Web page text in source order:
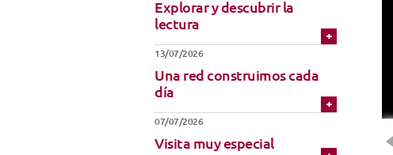
Uniforme
Técnicas de Iniciación
Música
Explorar y descubrir la
lectura
13/07/2026
Una red construimos cada
día
07/07/2026
Visita muy especial